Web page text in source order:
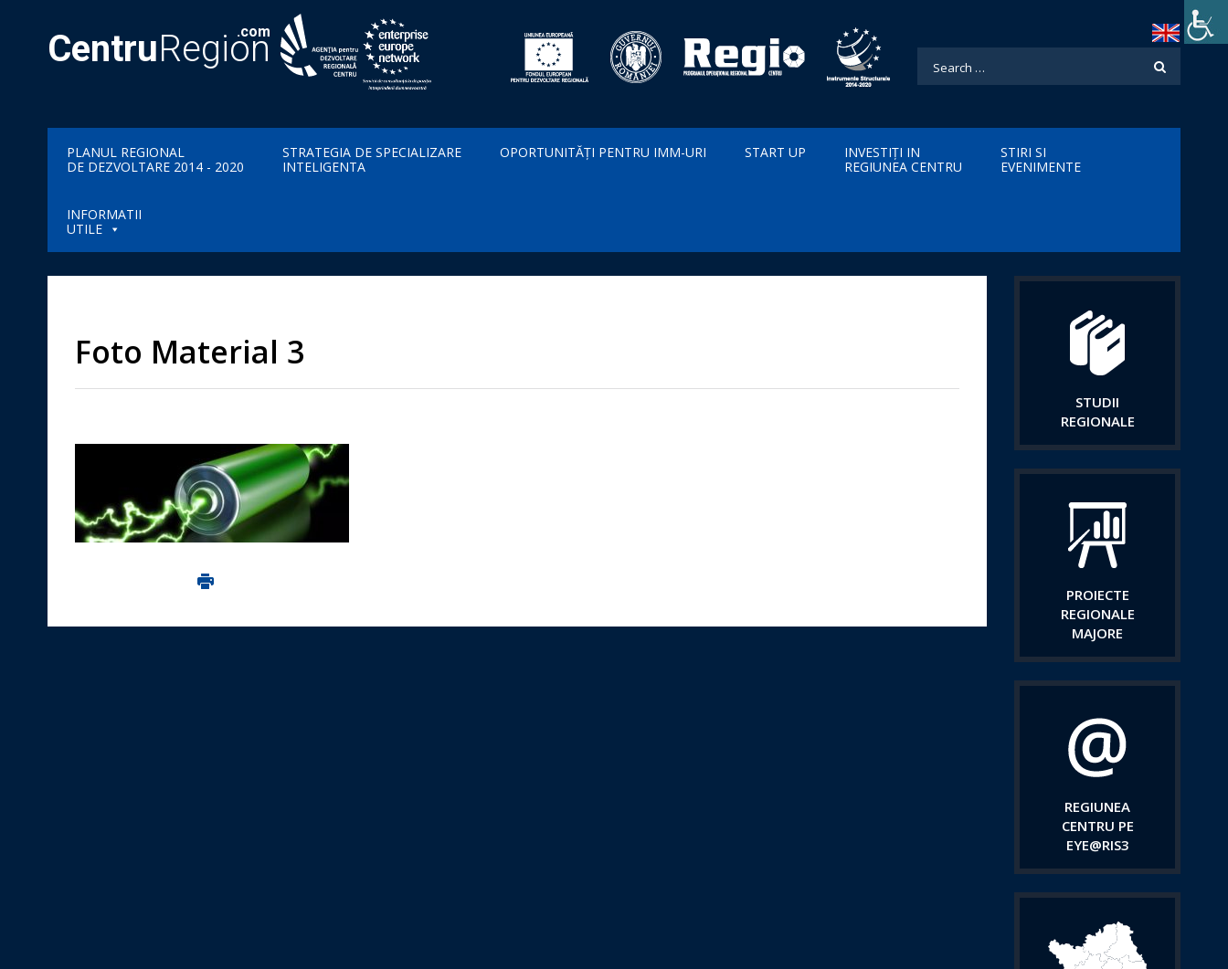
CentruRegion
.com
PLANUL REGIONAL
DE DEZVOLTARE 2014 - 2020
STRATEGIA DE SPECIALIZARE
INTELIGENTA
OPORTUNITĂȚI PENTRU IMM-URI START UP
INVESTIȚI IN
REGIUNEA CENTRU
STIRI SI
EVENIMENTE
INFORMATII
UTILE
Foto Material 3
Imprima aceasta pagina
STUDII
REGIONALE
PROIECTE
REGIONALE
MAJORE
REGIUNEA
CENTRU PE
EYE@RIS3